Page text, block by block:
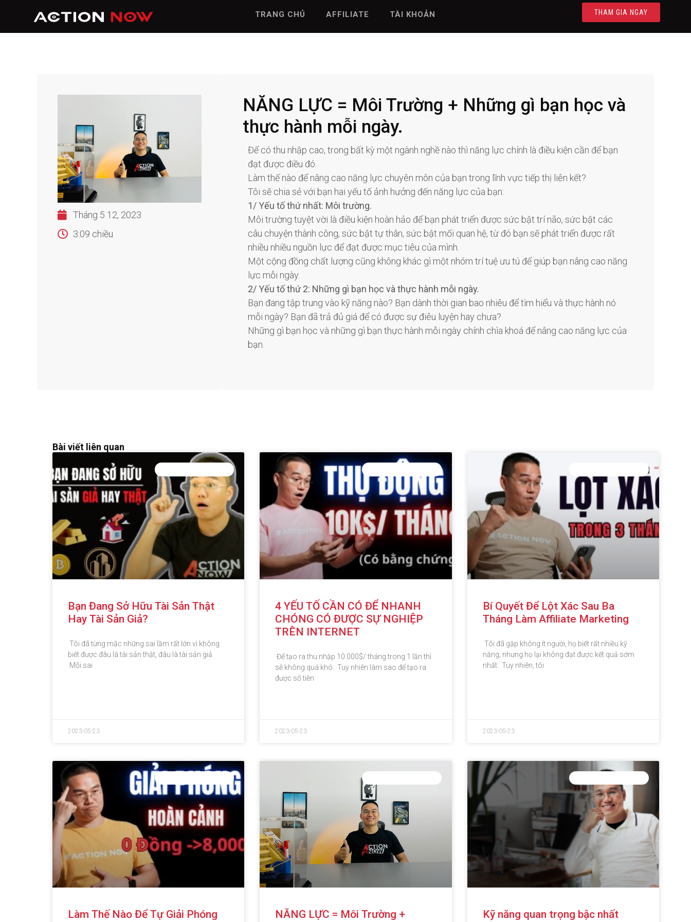
TRANG CHỦ AFFILIATE TÀI KHOẢN THAM GIA NGAY
Tháng 5 12, 2023
3:09 chiều
NĂNG LỰC = Môi Trường + Những gì bạn học và
thực hành mỗi ngày.
Để có thu nhập cao, trong bất kỳ một ngành nghề nào thì năng lực chính là điều kiện cần để bạn
đạt được điều đó.
Làm thế nào để nâng cao năng lực chuyên môn của bạn trong lĩnh vực tiếp thị liên kết?
Tôi sẽ chia sẻ với bạn hai yếu tố ảnh hưởng đến năng lực của bạn:
1/ Yếu tố thứ nhất: Môi trường.
Môi trường tuyệt vời là điều kiện hoàn hảo để bạn phát triển được sức bật trí não, sức bật các
câu chuyện thành công, sức bật tự thân, sức bật mối quan hệ, từ đó bạn sẽ phát triển được rất
nhiều nhiều nguồn lực để đạt được mục tiêu của mình.
Một cộng đồng chất lượng cũng không khác gì một nhóm trí tuệ ưu tú để giúp bạn nâng cao năng
lực mỗi ngày.
2/ Yếu tố thứ 2: Những gì bạn học và thực hành mỗi ngày.
Bạn đang tập trung vào kỹ năng nào? Bạn dành thời gian bao nhiêu để tìm hiểu và thực hành nó
mỗi ngày? Bạn đã trả đủ giá để có được sự điêu luyện hay chưa?
Những gì bạn học và những gì bạn thực hành mỗi ngày chính chìa khoá để nâng cao năng lực của
bạn.
Bài viết liên quan
Bạn Đang Sở Hữu Tài Sản Thật
Hay Tài Sản Giả?
Tôi đã từng mắc những sai lầm rất lớn vì không
biết được đâu là tài sản thật, đâu là tài sản giả.
Mỗi sai
2023-05-23
4 YẾU TỐ CẦN CÓ ĐỂ NHANH
CHÓNG CÓ ĐƯỢC SỰ NGHIỆP
TRÊN INTERNET
Để tạo ra thu nhập 10.000$/ tháng trong 1 lần thì
sẽ không quá khó. Tuy nhiên làm sao để tạo ra
được số tiền
2023-05-23
Bí Quyết Để Lột Xác Sau Ba
Tháng Làm Affiliate Marketing
Tôi đã gặp không ít người, họ biết rất nhiều kỹ
năng, nhưng họ lại không đạt được kết quả sớm
nhất. Tuy nhiên, tôi
2023-05-23
Làm Thế Nào Để Tự Giải Phóng
NĂNG LỰC = Môi Trường +
Kỹ năng quan trọng bậc nhất